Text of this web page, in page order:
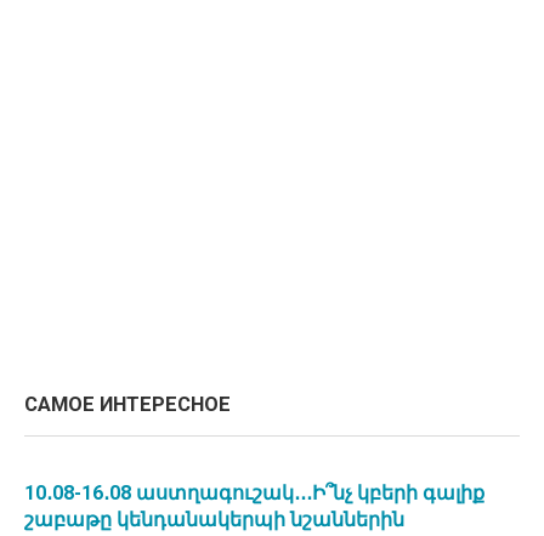
САМОЕ ИНТЕРЕСНОЕ
10․08-16․08 աստղագուշակ․․․Ի՞նչ կբերի գալիք
շաբաթը կենդանակերպի նշաններին